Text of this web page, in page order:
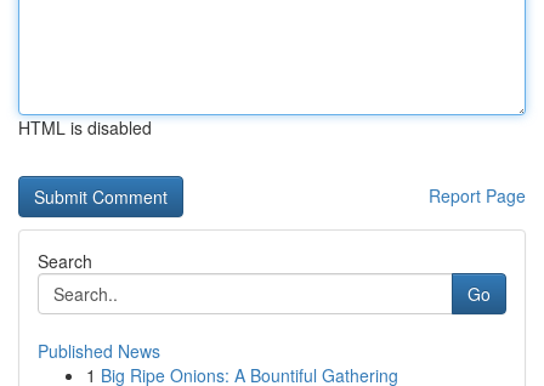
HTML is disabled
Report Page
Search
Go
Published News
1 Big Ripe Onions: A Bountiful Gathering